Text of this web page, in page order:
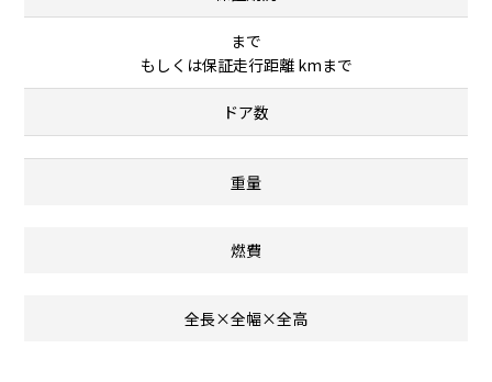
まで
もしくは保証走行距離 kmまで
ドア数
重量
燃費
全長×全幅×全高